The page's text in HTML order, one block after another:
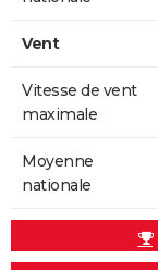
Vent
Vitesse de vent
maximale
Moyenne
nationale